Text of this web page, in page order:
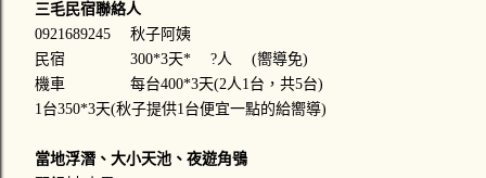
三毛民宿聯絡人
0921689245 秋子阿姨
民宿 300*3天* ?人 (嚮導免)
機車 每台400*3天(2人1台，共5台)
1台350*3天(秋子提供1台便宜一點的給嚮導)
當地浮潛、大小天池、夜遊角鴞